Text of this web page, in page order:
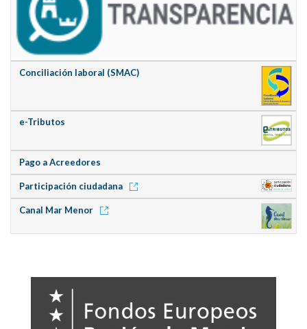
Conciliación laboral (SMAC)
e-Tributos
Pago a Acreedores
Participación ciudadana
Canal Mar Menor